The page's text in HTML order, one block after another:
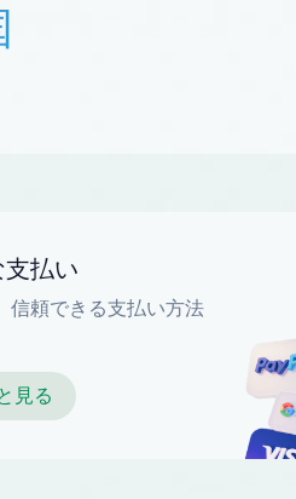
払い
信頼できる支払い方法
見る